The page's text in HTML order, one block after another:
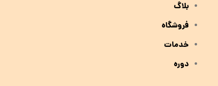
بلاگ
فروشگاه
خدمات
دوره